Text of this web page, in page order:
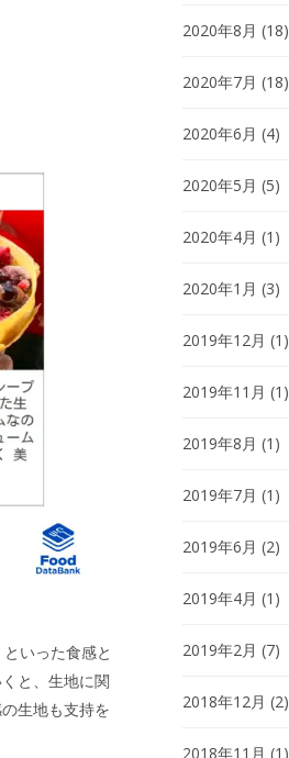
いった食感と
と、生地に関
生地も支持を
2020年8月 (18)
2020年7月 (18)
2020年6月 (4)
2020年5月 (5)
2020年4月 (1)
2020年1月 (3)
2019年12月 (1)
2019年11月 (1)
2019年8月 (1)
2019年7月 (1)
2019年6月 (2)
2019年4月 (1)
2019年2月 (7)
2018年12月 (2)
2018年11月 (1)